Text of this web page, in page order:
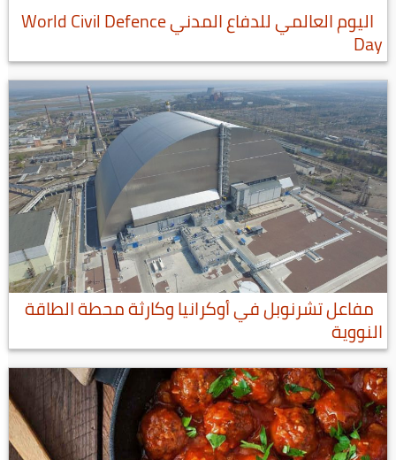
اليوم العالمي للدفاع المدني World Civil Defence
Day
مفاعل تشرنوبل في أوكرانيا وكارثة محطة الطاقة
النووية